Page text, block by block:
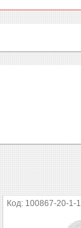
100867-20-1-1